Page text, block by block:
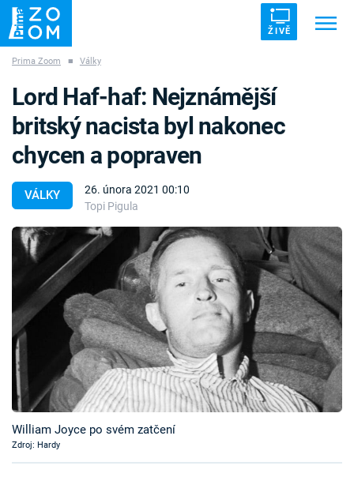
ŽIVĚ
ZÁHADY VETŘELCI DÁVNOVĚKU
Témata
Témata
Pořady
TV Program
Časopis
Sledujte prima+
Prima Zoom ■ Války
VÁLKY
26. února 2021 00:10
Topi Pigula
Lord Haf-haf: Nejznámější
britský nacista byl nakonec
chycen a popraven
William Joyce po svém zatčení
Zdroj: Hardy